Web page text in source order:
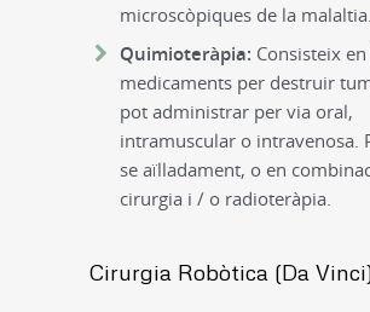
microscòpiques de la malaltia.
Quimioteràpia: Consisteix en
medicaments per destruir
pot administrar per via oral,
intramuscular o intravenosa.
se aïlladament, o en
cirurgia i / o radioteràpia.
Cirurgia Robòtica (Da